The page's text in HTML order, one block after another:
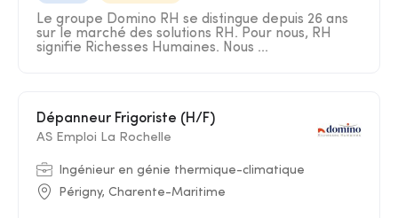
Le groupe Domino RH se distingue depuis 26 ans
sur le marché des solutions RH. Pour nous, RH
signifie Richesses Humaines. Nous ...
Dépanneur Frigoriste (H/F)
AS Emploi La Rochelle
Ingénieur en génie thermique-climatique
Périgny, Charente-Maritime